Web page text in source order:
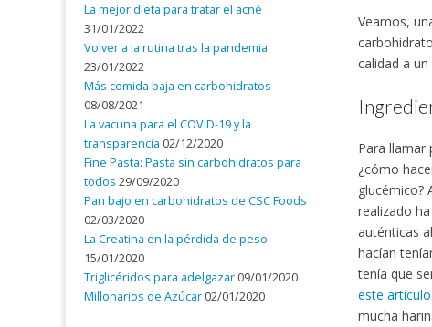
Veamos,
calidad a
Para llamar
¿cómo
glucémico?
realizado
auténticas
hacían
tenía que
este artículo
mucha
La mejor dieta para tratar el acné
31/01/2022
Volver a la rutina tras la pandemia
23/01/2022
Más comida baja en carbohidratos
08/08/2021
La vacuna para el COVID-19 y la
transparencia 02/12/2020
Fine Pasta: Pasta sin carbohidratos para
todos 29/09/2020
Pan bajo en carbohidratos de CSC Foods
02/03/2020
La Creatina en la pérdida de peso
15/01/2020
Triglicéridos para adelgazar 09/01/2020
Millonarios de Azúcar 02/01/2020